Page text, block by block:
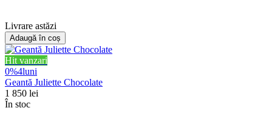
Livrare astăzi
Adaugă în coș
Hit vanzari
0%4luni
Geantă Juliette Chocolate
1 850 lei
În stoc